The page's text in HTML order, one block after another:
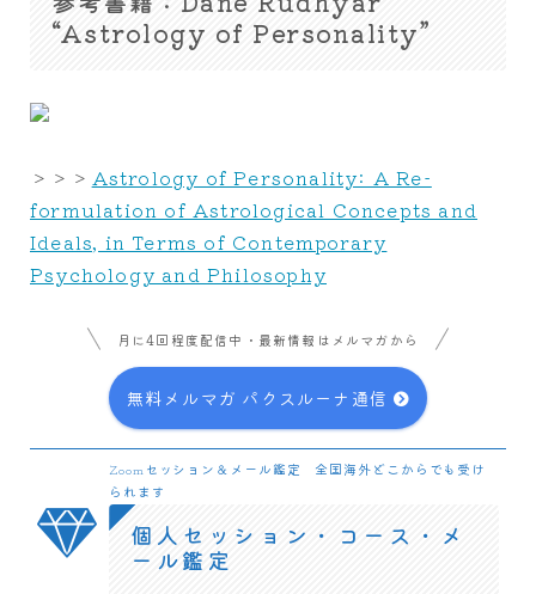
“Astrology of Personality”
＞＞＞ Astrology of Personality: A Re-
formulation of Astrological Concepts and
Ideals, in Terms of Contemporary
Psychology and Philosophy
月に4回程度配信中・最新情報はメルマガから
無料メルマガ パクスルーナ通信
Zoomセッション＆メール鑑定 全国海外どこからでも受け
られます
個人セッション・コース・メ
ール鑑定